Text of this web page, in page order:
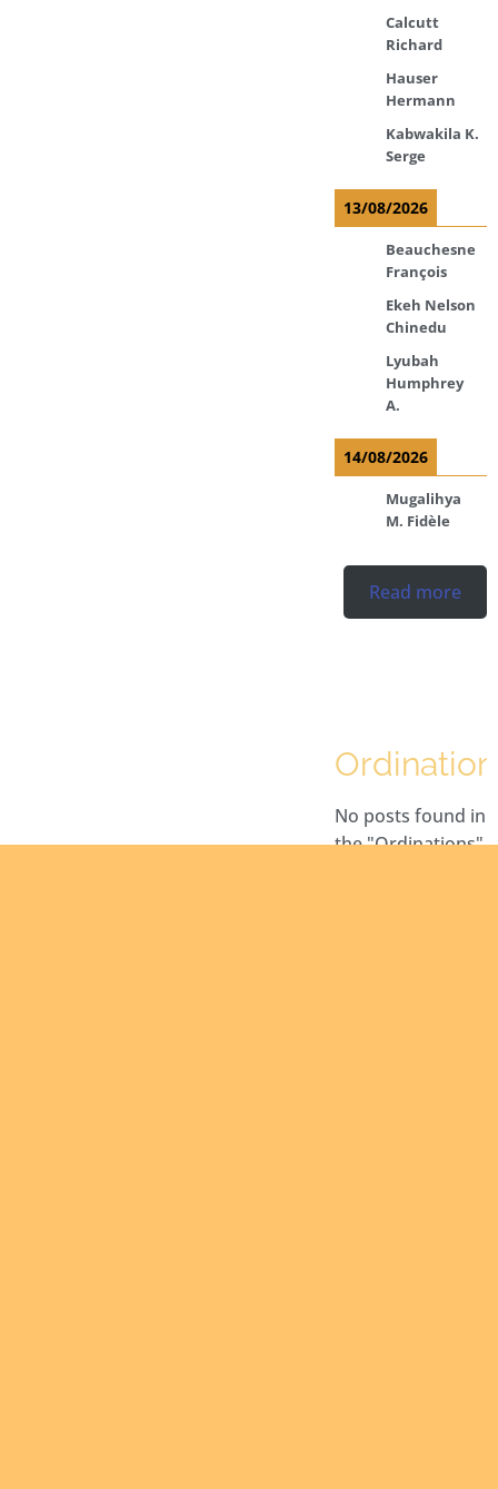
Calcutt
Richard
Hauser
Hermann
Kabwakila K.
Serge
13/08/2026
Beauchesne
François
Ekeh Nelson
Chinedu
Lyubah
Humphrey
A.
14/08/2026
Mugalihya
M. Fidèle
Read more
No posts found in
the "Ordinations"